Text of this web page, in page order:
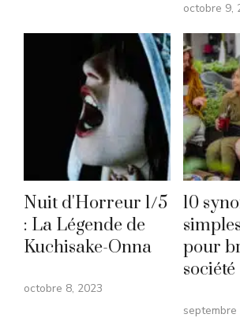
octobre 9,
Nuit d'Horreur 1/5
: La Légende de
Kuchisake-Onna
octobre 8, 2023
10
pour
société
septembre